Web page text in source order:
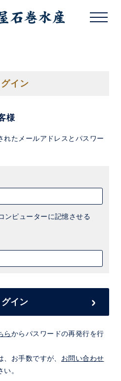
グイン
様
れたメールアドレスとパスワー
ンピューターに記憶させる
グイン
らからパスワードの再発行を行
、お手数ですが、 お問い合わせ
。